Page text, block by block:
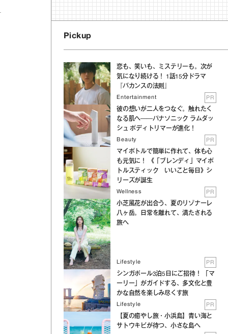
Pickup
恋も、笑いも、ミステリーも。次が
気になり続ける！ 1話15分ドラマ
『バカンスの法則』
Entertainment PR
彼の想いが二人をつなぐ。触れたく
なる肌へ──パナソニック ラムダッ
シュ ボディトリマーが進化！
Beauty PR
マイボトルで簡単に作れて、体も心
も元気に！ 《「ブレンディ」マイボ
トルスティック いいこと毎日》シ
リーズが誕生
Wellness PR
小芝風花が出合う、夏のリゾナーレ
八ヶ岳。日常を離れて、満たされる
旅へ
Lifestyle PR
シンガポール3泊5日にご招待！ 「マ
ーリー」がガイドする、多文化と豊
かな自然を楽しみ尽くす旅
Lifestyle PR
【夏の癒やし旅・小浜島】青い海と
サトウキビが待つ、小さな島へ